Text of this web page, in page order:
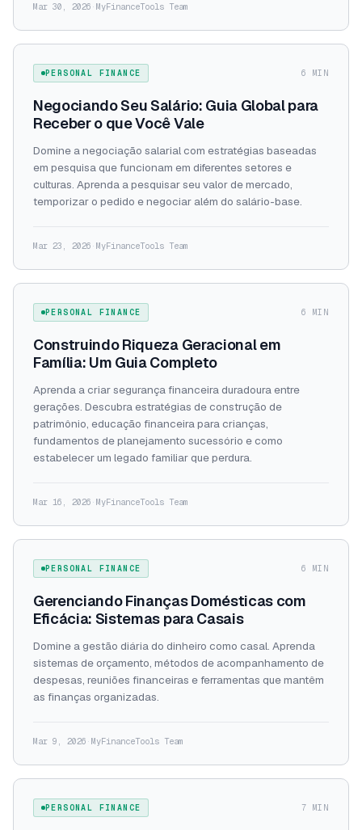
Mar 30, 2026 · MyFinanceTools Team
PERSONAL FINANCE 6 MIN
Negociando Seu Salário: Guia Global para
Receber o que Você Vale
Domine a negociação salarial com estratégias baseadas
em pesquisa que funcionam em diferentes setores e
culturas. Aprenda a pesquisar seu valor de mercado,
temporizar o pedido e negociar além do salário-base.
Mar 23, 2026 · MyFinanceTools Team
PERSONAL FINANCE 6 MIN
Construindo Riqueza Geracional em
Família: Um Guia Completo
Aprenda a criar segurança financeira duradoura entre
gerações. Descubra estratégias de construção de
patrimônio, educação financeira para crianças,
fundamentos de planejamento sucessório e como
estabelecer um legado familiar que perdura.
Mar 16, 2026 · MyFinanceTools Team
PERSONAL FINANCE 6 MIN
Gerenciando Finanças Domésticas com
Eficácia: Sistemas para Casais
Domine a gestão diária do dinheiro como casal. Aprenda
sistemas de orçamento, métodos de acompanhamento de
despesas, reuniões financeiras e ferramentas que mantêm
as finanças organizadas.
Mar 9, 2026 · MyFinanceTools Team
PERSONAL FINANCE 7 MIN